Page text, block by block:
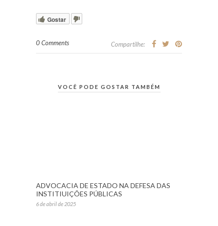
Gostar
0 Comments Compartilhe:
VOCÊ PODE GOSTAR TAMBÉM
ADVOCACIA DE ESTADO NA DEFESA DAS
INSTITIUIÇÕES PÚBLICAS
6 de abril de 2025